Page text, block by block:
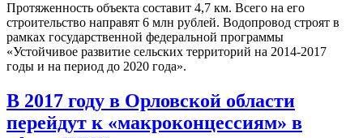
Протяженность объекта составит 4,7 км. Всего на его
строительство направят 6 млн рублей. Водопровод строят в
рамках государственной федеральной программы
«Устойчивое развитие сельских территорий на 2014-2017
годы и на период до 2020 года».
В 2017 году в Орловской области
перейдут к «макроконцессиям» в